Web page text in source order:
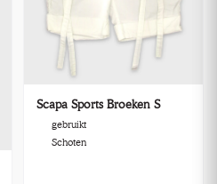
Scapa Sports Broeken S
gebruikt
Schoten